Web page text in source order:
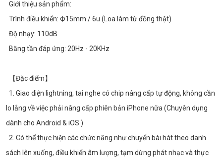
  Giới thiệu sản phẩm:
  Trình điều khiển: Ф15mm / 6u (Loa làm từ đồng thật)
  Độ nhạy: 110dB
  Băng tần đáp ứng: 20Hz - 20KHz
  【Đặc điểm】
lo lắng về việc phải nâng cấp phiên bản iPhone nữa (Chuyên dụng
dành cho Android & iOS )
sách lên xuống, điều khiển âm lượng, tạm dừng phát nhạc và thực